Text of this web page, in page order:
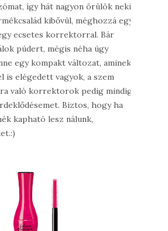
így hát nagyon örülök neki,
kibővül, méghozzá egy
ecsetes korrektorral. Bár
púdert, mégis néha úgy
egy kompakt változat, aminek
is elégedett vagyok, a szem
való korrektorok pedig mindig
Biztos, hogy ha
kapható lesz nálunk,